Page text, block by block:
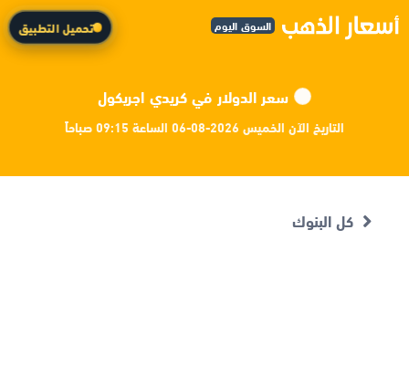
السوق اليوم تحميل التطبيق
سعر الدولار في كريدي اجريكول
التاريخ الآن الخميس 2026-08-06 الساعة 09:15 صباحاً
كل البنوك